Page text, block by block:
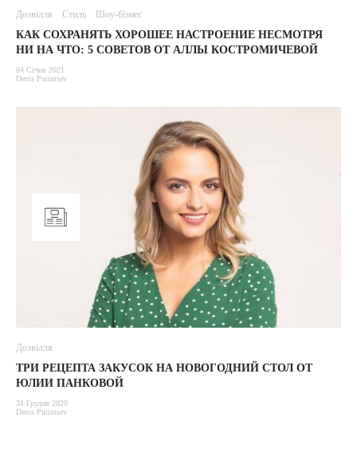
Дозвілля Стиль Шоу-бізнес
КАК СОХРАНЯТЬ ХОРОШЕЕ НАСТРОЕНИЕ НЕСМОТРЯ
НИ НА ЧТО: 5 СОВЕТОВ ОТ АЛЛЫ КОСТРОМИЧЕВОЙ
04 Січня 2021
Denis Putintsev
Дозвілля
ТРИ РЕЦЕПТА ЗАКУСОК НА НОВОГОДНИЙ СТОЛ ОТ
ЮЛИИ ПАНКОВОЙ
31 Грудня 2020
Denis Putintsev